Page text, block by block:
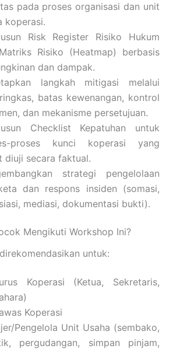
pada proses organisasi dan unit
koperasi.
Risk Register Risiko Hukum
Risiko (Heatmap) berbasis
dan dampak.
langkah mitigasi melalui
batas kewenangan, kontrol
dan mekanisme persetujuan.
Checklist Kepatuhan untuk
proses kunci koperasi yang
diuji secara faktual.
strategi pengelolaan
dan respons insiden (somasi,
mediasi, dokumentasi bukti).
Mengikuti Workshop Ini?
untuk:
Koperasi (Ketua, Sekretaris,
Koperasi
Pengelola Unit Usaha (sembako,
pergudangan, simpan pinjam,